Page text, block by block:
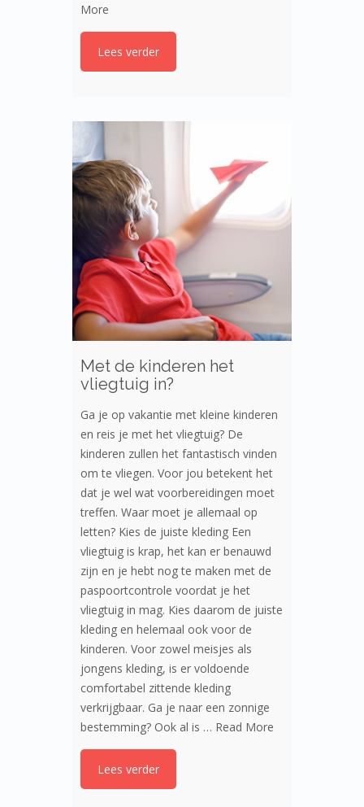
More
Met de kinderen het
vliegtuig in?
Ga je op vakantie met kleine kinderen
en reis je met het vliegtuig? De
kinderen zullen het fantastisch vinden
om te vliegen. Voor jou betekent het
dat je wel wat voorbereidingen moet
treffen. Waar moet je allemaal op
letten? Kies de juiste kleding Een
vliegtuig is krap, het kan er benauwd
zijn en je hebt nog te maken met de
paspoortcontrole voordat je het
vliegtuig in mag. Kies daarom de juiste
kleding en helemaal ook voor de
kinderen. Voor zowel meisjes als
jongens kleding, is er voldoende
comfortabel zittende kleding
verkrijgbaar. Ga je naar een zonnige
bestemming? Ook al is … Read More